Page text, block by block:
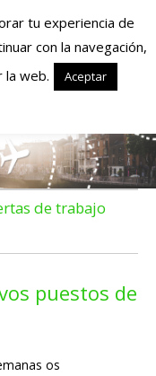
en
en
y trabajan en
de trabajo
puestos de
os
tu experiencia de
con la navegación,
la web.
Aceptar